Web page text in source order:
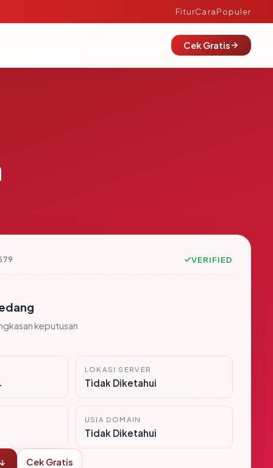
FiturCaraPopuler
Cek Gratis
VERIFIED
keputusan
LOKASI SERVER
Tidak Diketahui
USIA DOMAIN
Tidak Diketahui
Cek Gratis